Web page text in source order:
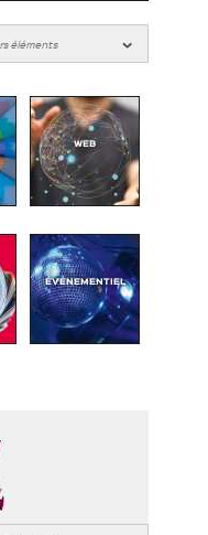
WEB
ÉVÉNEMENTIEL